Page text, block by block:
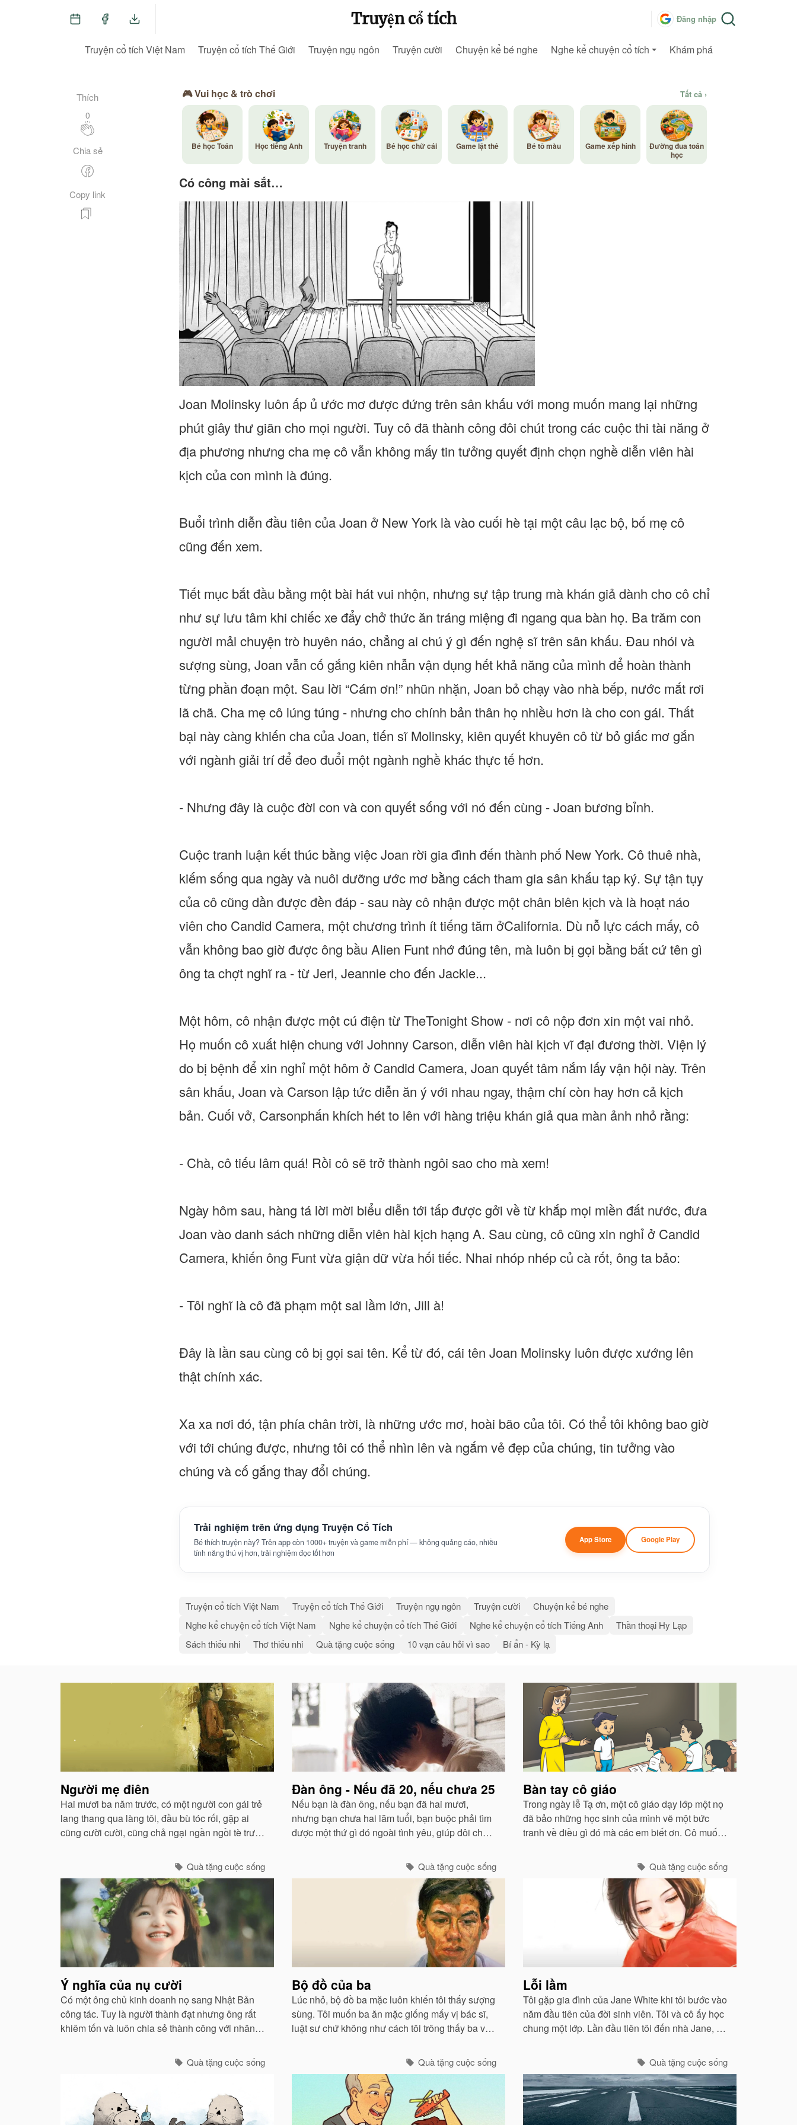
Truyện cổ tích Đăng nhập
Truyện cổ tích Việt Nam Truyện cổ tích Thế Giới Truyện ngụ ngôn Truyện cười Chuyện kể bé nghe Nghe kể chuyện cổ tích Khám phá
Thích
0
Chia sẻ
Copy link
🎮 Vui học & trò chơi Tất cả ›
Bé học Toán Học tiếng Anh Truyện tranh Bé học chữ cái Game lật thẻ Bé tô màu Game xếp hình
Đường đua toán
học
Có công mài sắt…
Joan Molinsky luôn ấp ủ ước mơ được đứng trên sân khấu với mong muốn mang lại những
phút giây thư giãn cho mọi người. Tuy cô đã thành công đôi chút trong các cuộc thi tài năng ở
địa phương nhưng cha mẹ cô vẫn không mấy tin tưởng quyết định chọn nghề diễn viên hài
kịch của con mình là đúng.
Buổi trình diễn đầu tiên của Joan ở New York là vào cuối hè tại một câu lạc bộ, bố mẹ cô
cũng đến xem.
Tiết mục bắt đầu bằng một bài hát vui nhộn, nhưng sự tập trung mà khán giả dành cho cô chỉ
như sự lưu tâm khi chiếc xe đẩy chở thức ăn tráng miệng đi ngang qua bàn họ. Ba trăm con
người mải chuyện trò huyên náo, chẳng ai chú ý gì đến nghệ sĩ trên sân khấu. Đau nhói và
sượng sùng, Joan vẫn cố gắng kiên nhẫn vận dụng hết khả năng của mình để hoàn thành
từng phần đoạn một. Sau lời “Cám ơn!” nhũn nhặn, Joan bỏ chạy vào nhà bếp, nước mắt rơi
lã chã. Cha mẹ cô lúng túng - nhưng cho chính bản thân họ nhiều hơn là cho con gái. Thất
bại này càng khiến cha của Joan, tiến sĩ Molinsky, kiên quyết khuyên cô từ bỏ giấc mơ gắn
với ngành giải trí để đeo đuổi một ngành nghề khác thực tế hơn.
- Nhưng đây là cuộc đời con và con quyết sống với nó đến cùng - Joan bương bỉnh.
Cuộc tranh luận kết thúc bằng việc Joan rời gia đình đến thành phố New York. Cô thuê nhà,
kiếm sống qua ngày và nuôi dưỡng ước mơ bằng cách tham gia sân khấu tạp ký. Sự tận tụy
của cô cũng dần được đền đáp - sau này cô nhận được một chân biên kịch và là hoạt náo
viên cho Candid Camera, một chương trình ít tiếng tăm ởCalifornia. Dù nỗ lực cách mấy, cô
vẫn không bao giờ được ông bầu Alien Funt nhớ đúng tên, mà luôn bị gọi bằng bất cứ tên gì
ông ta chợt nghĩ ra - từ Jeri, Jeannie cho đến Jackie...
Một hôm, cô nhận được một cú điện từ TheTonight Show - nơi cô nộp đơn xin một vai nhỏ.
Họ muốn cô xuất hiện chung với Johnny Carson, diễn viên hài kịch vĩ đại đương thời. Viện lý
do bị bệnh để xin nghỉ một hôm ở Candid Camera, Joan quyết tâm nắm lấy vận hội này. Trên
sân khấu, Joan và Carson lập tức diễn ăn ý với nhau ngay, thậm chí còn hay hơn cả kịch
bản. Cuối vở, Carsonphấn khích hét to lên với hàng triệu khán giả qua màn ảnh nhỏ rằng:
- Chà, cô tiếu lâm quá! Rồi cô sẽ trở thành ngôi sao cho mà xem!
Ngày hôm sau, hàng tá lời mời biểu diễn tới tấp được gởi về từ khắp mọi miền đất nước, đưa
Joan vào danh sách những diễn viên hài kịch hạng A. Sau cùng, cô cũng xin nghỉ ở Candid
Camera, khiến ông Funt vừa giận dữ vừa hối tiếc. Nhai nhóp nhép củ cà rốt, ông ta bảo:
- Tôi nghĩ là cô đã phạm một sai lầm lớn, Jill à!
Đây là lần sau cùng cô bị gọi sai tên. Kể từ đó, cái tên Joan Molinsky luôn được xướng lên
thật chính xác.
Xa xa nơi đó, tận phía chân trời, là những ước mơ, hoài bão của tôi. Có thể tôi không bao giờ
với tới chúng được, nhưng tôi có thể nhìn lên và ngắm vẻ đẹp của chúng, tin tưởng vào
chúng và cố gắng thay đổi chúng.
Trải nghiệm trên ứng dụng Truyện Cổ Tích
Bé thích truyện này? Trên app còn 1000+ truyện và game miễn phí — không quảng cáo, nhiều
tính năng thú vị hơn, trải nghiệm đọc tốt hơn
App Store Google Play
Truyện cổ tích Việt Nam Truyện cổ tích Thế Giới Truyện ngụ ngôn Truyện cười
Chuyện kể bé nghe
Nghe kể chuyện cổ tích Việt Nam
Nghe kể chuyện cổ tích Thế Giới Nghe kể chuyện cổ tích Tiếng Anh
Thần thoại Hy Lạp
Sách thiếu nhi
Thơ thiếu nhi Quà tặng cuộc sống 10 vạn câu hỏi vì sao Bí ẩn - Kỳ lạ
Bài
quan
Người mẹ điên
Hai mươi ba năm trước, có một người con gái trẻ
lang thang qua làng tôi, đầu bù tóc rối, gặp ai
cũng cười cười, cũng chả ngại ngần ngồi tè trước
Quà tặng cuộc sống
Đàn ông - Nếu đã 20, nếu chưa 25
Nếu bạn là đàn ông, nếu bạn đã hai mươi,
nhưng bạn chưa hai lăm tuổi, bạn buộc phải tìm
được một thứ gì đó ngoài tình yêu, giúp đôi chân
phải bắt đầu nghĩ cách để kiếm đủ và sống
được.
Quà tặng cuộc sống
Bàn tay cô giáo
Trong ngày lễ Tạ ơn, một cô giáo dạy lớp một nọ
đã bảo những học sinh của mình vẽ một bức
tranh về điều gì đó mà các em biết ơn. Cô muốn
nghèo nàn này thật sự mang ơn ra sao...Quà tặng cuộc sống
Ý nghĩa của nụ cười
Có một ông chủ kinh doanh nọ sang Nhật Bản
công tác. Tuy là người thành đạt nhưng ông rất
khiêm tốn và luôn chia sẻ thành công với nhân
Quà tặng cuộc sống
Bộ đồ của ba
Lúc nhỏ, bộ đồ ba mặc luôn khiến tôi thấy sượng
sùng. Tôi muốn ba ăn mặc giống mấy vị bác sĩ,
luật sư chứ không như cách tôi trông thấy ba vào
Quà tặng cuộc sống
Lỗi lầm
Tôi gặp gia đình của Jane White khi tôi bước vào
năm đầu tiên của đời sinh viên. Tôi và cô ấy học
chung một lớp. Lần đầu tiên tôi đến nhà Jane, tôi
Quà tặng cuộc sống